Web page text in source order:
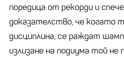
поредица от рекорди и
доказателство, че когато
дисциплина, се раждат
излизане на подиума той не